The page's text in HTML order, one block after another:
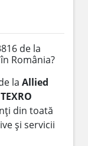
de la
România?
la Allied
TEXRO
din toată
și servicii